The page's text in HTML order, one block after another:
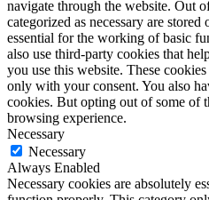
navigate through the website. Out
categorized as necessary are
essential for the working of basic
also use third-party cookies that
you use this website. These
only with your consent. You also
cookies. But opting out of some of
browsing experience.
Necessary
Necessary
Always Enabled
Necessary cookies are absolutely